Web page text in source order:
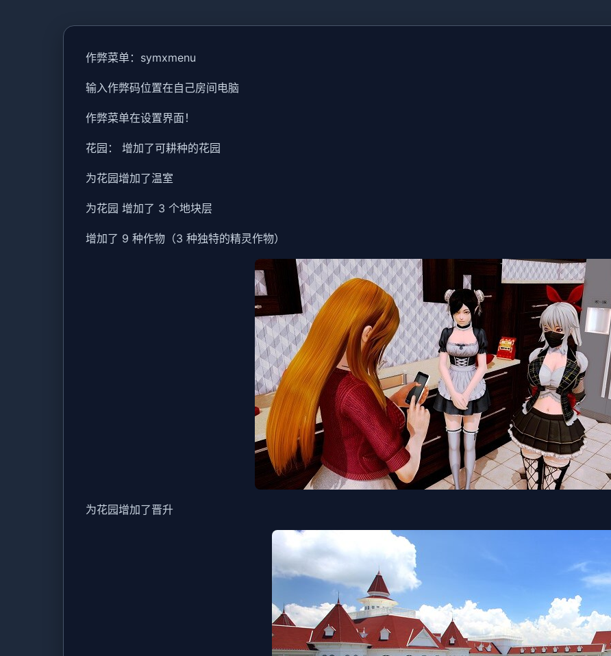
作弊菜单：symxmenu
输入作弊码位置在自己房间电脑
作弊菜单在设置界面！
花园： 增加了可耕种的花园
为花园增加了温室
为花园 增加了 3 个地块层
增加了 9 种作物（3 种独特的精灵作物）
为花园增加了晋升